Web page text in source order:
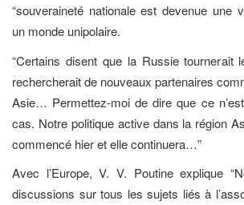
“souveraineté nationale est devenue une
un monde unipolaire.
“Certains disent que la Russie tournerait
rechercherait de nouveaux partenaires
Asie… Permettez-moi de dire que ce
cas. Notre politique active dans la région
commencé hier et elle continuera…”
Avec l’Europe, V. V. Poutine explique
discussions sur tous les sujets liés à